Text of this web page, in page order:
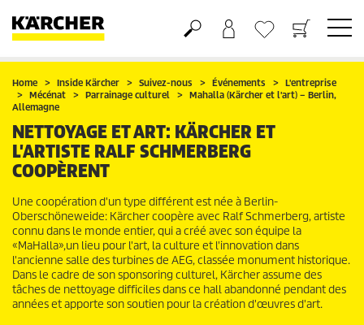
Panier
Liste d'envies
Home Inside Kärcher Suivez-nous Événements
L'entreprise
Mécénat
Parrainage culturel
Mahalla (Kärcher et l'art) – Berlin,
Allemagne
NETTOYAGE ET ART: KÄRCHER ET
L'ARTISTE RALF SCHMERBERG
COOPÈRENT
Une coopération d'un type différent est née à Berlin-
Oberschöneweide: Kärcher coopère avec Ralf Schmerberg, artiste
connu dans le monde entier, qui a créé avec son équipe la
«MaHalla»,un lieu pour l'art, la culture et l'innovation dans
l'ancienne salle des turbines de AEG, classée monument historique.
Dans le cadre de son sponsoring culturel, Kärcher assume des
tâches de nettoyage difficiles dans ce hall abandonné pendant des
années et apporte son soutien pour la création d'œuvres d'art.